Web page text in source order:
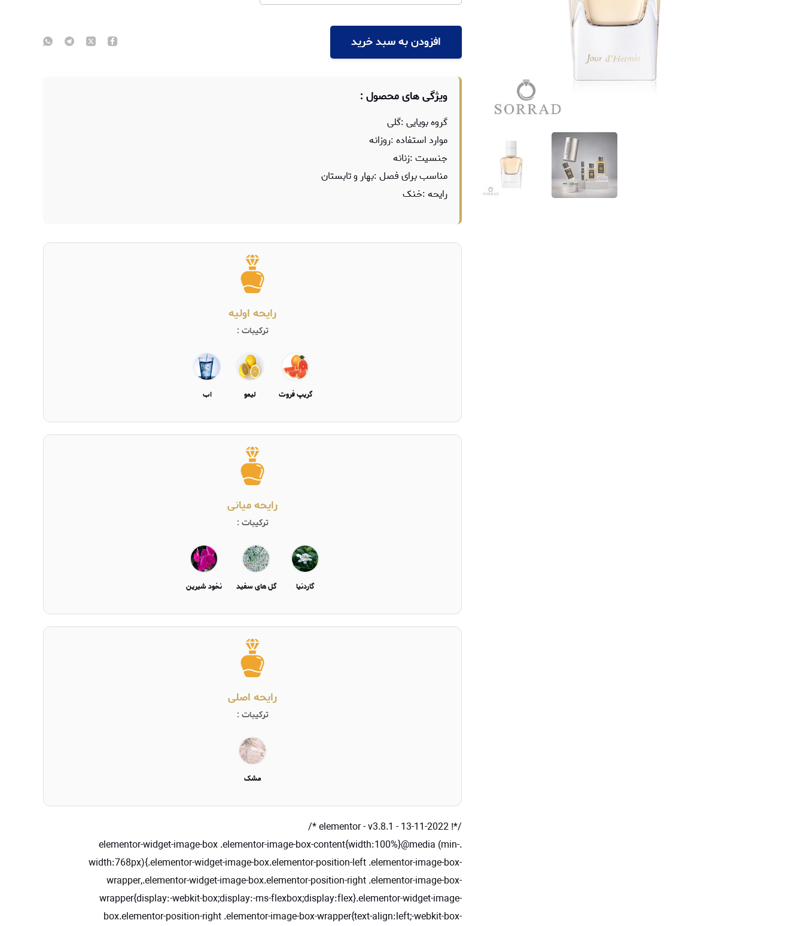
افزودن به سبد خرید
ویژگی های محصول :
گروه بویایی :گلی
موارد استفاده :روزانه
جنسیت :زنانه
مناسب برای فصل :بهار و تابستان
رایحه :خنک
رایحه اولیه
ترکیبات :
گریپ فروت لیمو اب
رایحه میانی
ترکیبات :
گاردنیا گل های سفید نخود شیرین
رایحه اصلی
ترکیبات :
مشک
/*! elementor - v3.8.1 - 13-11-2022 */
.elementor-widget-image-box .elementor-image-box-content{width:100%}@media (min-
width:768px){.elementor-widget-image-box.elementor-position-left .elementor-image-box-
wrapper,.elementor-widget-image-box.elementor-position-right .elementor-image-box-
wrapper{display:-webkit-box;display:-ms-flexbox;display:flex}.elementor-widget-image-
box.elementor-position-right .elementor-image-box-wrapper{text-align:left;-webkit-box-